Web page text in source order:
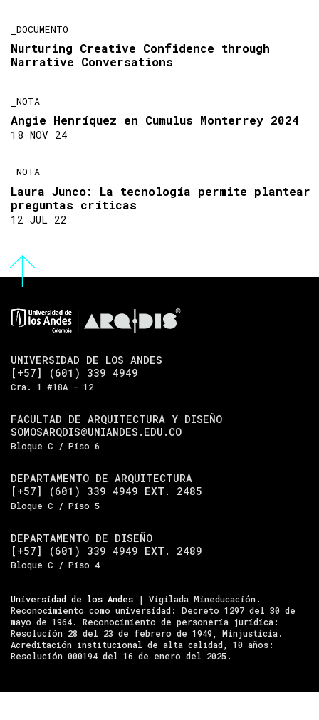
DOCUMENTO
Nurturing Creative Confidence through
Narrative Conversations
NOTA
Angie Henríquez en Cumulus Monterrey 2024
18 NOV 24
NOTA
Laura Junco: La tecnología permite plantear
preguntas críticas
12 JUL 22
UNIVERSIDAD DE LOS ANDES
[+57] (601) 339 4949
Cra. 1 #18A - 12
FACULTAD DE ARQUITECTURA Y DISEÑO
SOMOSARQDIS@UNIANDES.EDU.CO
Bloque C / Piso 6
DEPARTAMENTO DE ARQUITECTURA
[+57] (601) 339 4949 EXT. 2485
Bloque C / Piso 5
DEPARTAMENTO DE DISEÑO
[+57] (601) 339 4949 EXT. 2489
Bloque C / Piso 4
Universidad de los Andes | Vigilada Mineducación.
Reconocimiento como universidad: Decreto 1297 del 30 de
mayo de 1964. Reconocimiento de personería jurídica:
Resolución 28 del 23 de febrero de 1949, Minjusticia.
Acreditación institucional de alta calidad, 10 años:
Resolución 000194 del 16 de enero del 2025.